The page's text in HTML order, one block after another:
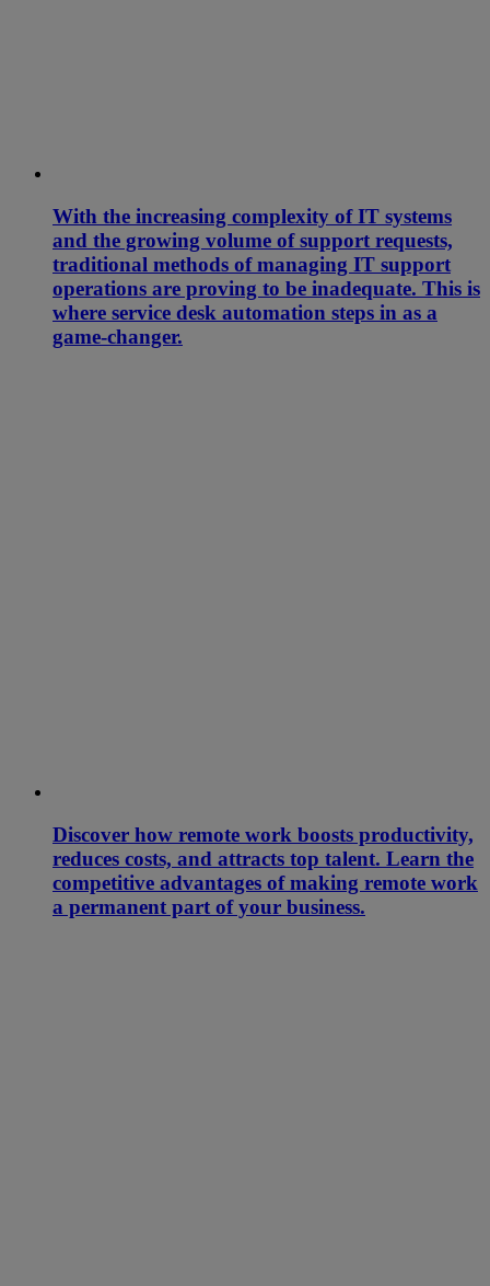
With the increasing complexity of IT systems
and the growing volume of support requests,
traditional methods of managing IT support
operations are proving to be inadequate. This is
where service desk automation steps in as a
game-changer.
Discover how remote work boosts productivity,
reduces costs, and attracts top talent. Learn the
competitive advantages of making remote work
a permanent part of your business.